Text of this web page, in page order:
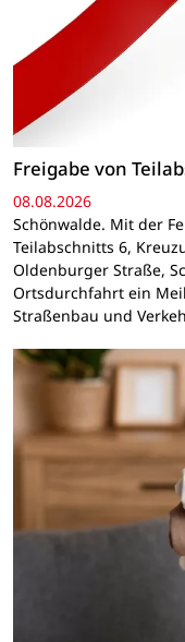
Freigabe von
08.08.2026
Schönwalde. Mit der
Teilabschnitts 6,
Oldenburger Straße,
Ortsdurchfahrt ein
Straßenbau und